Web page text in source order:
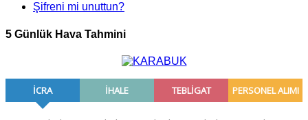
Şifreni mi unuttun?
5 Günlük Hava Tahmini